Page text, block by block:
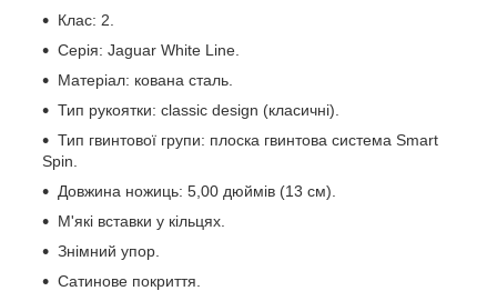
Клас: 2.
Серія: Jaguar White Line.
Матеріал: кована сталь.
Тип рукоятки: classic design (класичні).
Тип гвинтової групи: плоска гвинтова система Smart
Spin.
Довжина ножиць: 5,00 дюймів (13 см).
М'які вставки у кільцях.
Знімний упор.
Сатинове покриття.